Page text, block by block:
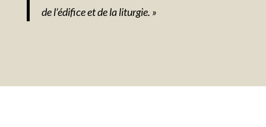
de l’édifice et de la liturgie. »